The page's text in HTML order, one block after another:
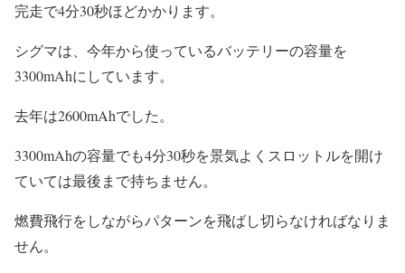
完走で4分30秒ほどかかります。
シグマは、今年から使っているバッテリーの容量を
3300mAhにしています。
去年は2600mAhでした。
3300mAhの容量でも4分30秒を景気よくスロットルを開け
ていては最後まで持ちません。
燃費飛行をしながらパターンを飛ばし切らなければなりま
せん。